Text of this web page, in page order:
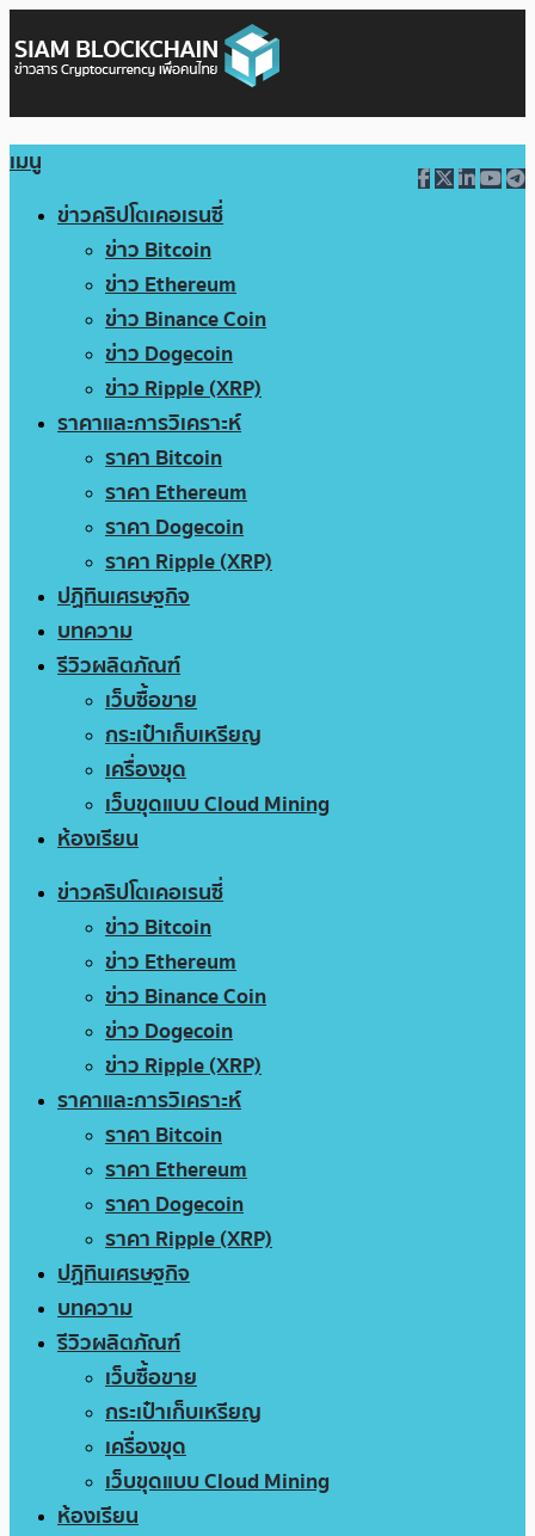
เมนู
ข่าวคริปโตเคอเรนซี่
ข่าว Bitcoin
ข่าว Ethereum
ข่าว Binance Coin
ข่าว Dogecoin
ข่าว Ripple (XRP)
ราคาและการวิเคราะห์
ราคา Bitcoin
ราคา Ethereum
ราคา Dogecoin
ราคา Ripple (XRP)
ปฏิทินเศรษฐกิจ
บทความ
รีวิวผลิตภัณฑ์
เว็บซื้อขาย
กระเป๋าเก็บเหรียญ
เครื่องขุด
เว็บขุดแบบ Cloud Mining
ห้องเรียน
ข่าวคริปโตเคอเรนซี่
ข่าว Bitcoin
ข่าว Ethereum
ข่าว Binance Coin
ข่าว Dogecoin
ข่าว Ripple (XRP)
ราคาและการวิเคราะห์
ราคา Bitcoin
ราคา Ethereum
ราคา Dogecoin
ราคา Ripple (XRP)
ปฏิทินเศรษฐกิจ
บทความ
รีวิวผลิตภัณฑ์
เว็บซื้อขาย
กระเป๋าเก็บเหรียญ
เครื่องขุด
เว็บขุดแบบ Cloud Mining
ห้องเรียน